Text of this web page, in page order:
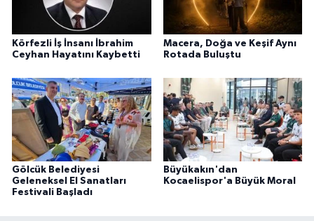
Körfezli İş İnsanı İbrahim
Ceyhan Hayatını Kaybetti
Macera, Doğa ve Keşif Aynı
Rotada Buluştu
Gölcük Belediyesi
Geleneksel El Sanatları
Festivali Başladı
Büyükakın'dan
Kocaelispor'a Büyük Moral